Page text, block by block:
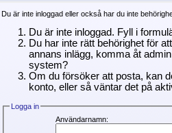
Du är inte inloggad eller också har du inte
Du är inte inloggad. Fyll i
Du har inte rätt behörighet för
annans inlägg, komma åt
system?
Om du försöker att posta, kan
konto, eller så väntar det på
Logga in
Användarnamn: